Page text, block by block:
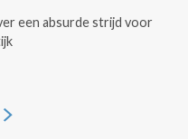
een absurde strijd voor